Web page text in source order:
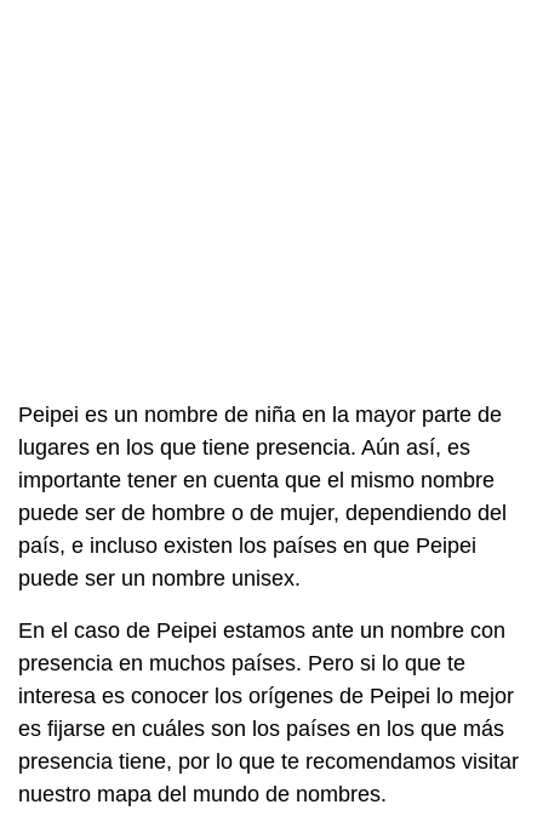
Peipei es un nombre de niña en la mayor parte de
lugares en los que tiene presencia. Aún así, es
importante tener en cuenta que el mismo nombre
puede ser de hombre o de mujer, dependiendo del
país, e incluso existen los países en que Peipei
puede ser un nombre unisex.
En el caso de Peipei estamos ante un nombre con
presencia en muchos países. Pero si lo que te
interesa es conocer los orígenes de Peipei lo mejor
es fijarse en cuáles son los países en los que más
presencia tiene, por lo que te recomendamos visitar
nuestro mapa del mundo de nombres.